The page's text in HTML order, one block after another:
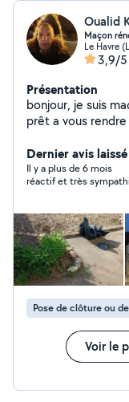
Oualid
Maçon
Le Havre
3,9/5
Présentation
bonjour, je suis
prêt a vous rendre service
répondre plus
Dernier avis
Il y a plus de 6 mois
réactif et très
Pose de clôture ou
Voir le